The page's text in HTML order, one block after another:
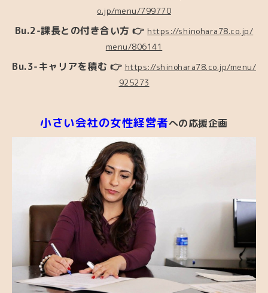
o.jp/menu/799770
Bu.2-課長との付き合い方 👉 https://shinohara78.co.jp/
menu/806141
Bu.3-キャリアを積む 👉 https://shinohara78.co.jp/menu/
925273
小さい会社の女性経営者への応援企画